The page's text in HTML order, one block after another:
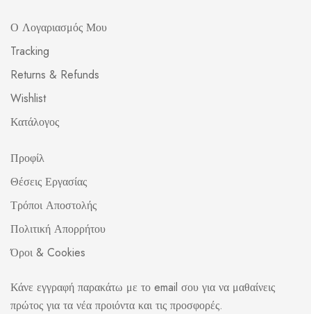
Ο Λογαριασμός Μου
Tracking
Returns & Refunds
Wishlist
Κατάλογος
Προφίλ
Θέσεις Εργασίας
Τρόποι Αποστολής
Πολιτική Απορρήτου
Όροι & Cookies
Κάνε εγγραφή παρακάτω με το email σου για να μαθαίνεις
πρώτος για τα νέα προιόντα και τις προσφορές.